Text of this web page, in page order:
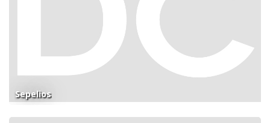
Sepelios